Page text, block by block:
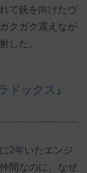
て銃を向けたヴ
クガク震えなが
した。
ドックス』
2年いたエンジ
間なのに、なぜ